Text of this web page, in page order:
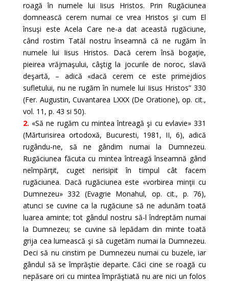
roagă în numele lui Iisus Hristos. Prin Rugăciunea
domnească cerem numai ce vrea Hristos şi cum El
însuşi este Acela Care ne-a dat această rugăciune,
când rostim Tatăl nostru înseamnă că ne rugăm în
numele lui Iisus Hristos. Dacă cerem însă bogaţie,
pieirea vrăjmaşului, câştig la jocurile de noroc, slavă
deşartă, – adică «dacă cerem ce este primejdios
sufletului, nu ne rugăm în numele lui Iisus Hristos” 330
(Fer. Augustin, Cuvantarea LXXX (De Oratione), op. cit.,
vol. 11, p. 43 si 50).
2. «Să ne rugăm cu mintea întreagă şi cu evlavie» 331
(Mărturisirea ortodoxă, Bucuresti, 1981, II, 6), adică
rugându-ne, să ne gândim numai la Dumnezeu.
Rugăciunea făcuta cu mintea întreagă înseamnă gând
neîmpărţit, cuget nerisipit în timpul cât facem
rugăciunea. Dacă rugăciunea este «vorbirea minţii cu
Dumnezeu» 332 (Evagrie Monahul, op. cit., p. 76),
atunci se cuvine ca la rugăciune să ne adunăm toată
luarea aminte; tot gândul nostru să-l îndreptăm numai
la Dumnezeu; se cuvine să lepădam din minte toată
grija cea lumească şi să cugetăm numai la Dumnezeu.
Deci să nu cinstim pe Dumnezeu numai cu buzele, iar
gândul să se împrăştie departe. Căci cine se roagă cu
nepăsare ori cu mintea împrăştiată nu are nici un folos